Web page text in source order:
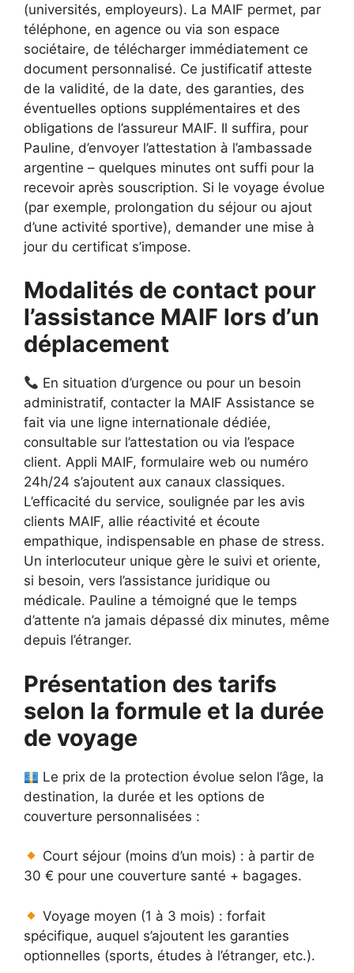
(universités, employeurs). La MAIF permet, par
téléphone, en agence ou via son espace
sociétaire, de télécharger immédiatement ce
document personnalisé. Ce justificatif atteste
de la validité, de la date, des garanties, des
éventuelles options supplémentaires et des
obligations de l’assureur MAIF. Il suffira, pour
Pauline, d’envoyer l’attestation à l’ambassade
argentine – quelques minutes ont suffi pour la
recevoir après souscription. Si le voyage évolue
(par exemple, prolongation du séjour ou ajout
d’une activité sportive), demander une mise à
jour du certificat s’impose.
Modalités de contact pour
l’assistance MAIF lors d’un
déplacement
En situation d’urgence ou pour un besoin
administratif, contacter la MAIF Assistance se
fait via une ligne internationale dédiée,
consultable sur l’attestation ou via l’espace
client. Appli MAIF, formulaire web ou numéro
24h/24 s’ajoutent aux canaux classiques.
L’efficacité du service, soulignée par les avis
clients MAIF, allie réactivité et écoute
empathique, indispensable en phase de stress.
Un interlocuteur unique gère le suivi et oriente,
si besoin, vers l’assistance juridique ou
médicale. Pauline a témoigné que le temps
d’attente n’a jamais dépassé dix minutes, même
depuis l’étranger.
Présentation des tarifs
selon la formule et la durée
de voyage
Le prix de la protection évolue selon l’âge, la
destination, la durée et les options de
couverture personnalisées :
Court séjour (moins d’un mois) : à partir de
30 € pour une couverture santé + bagages.
Voyage moyen (1 à 3 mois) : forfait
spécifique, auquel s’ajoutent les garanties
optionnelles (sports, études à l’étranger, etc.).